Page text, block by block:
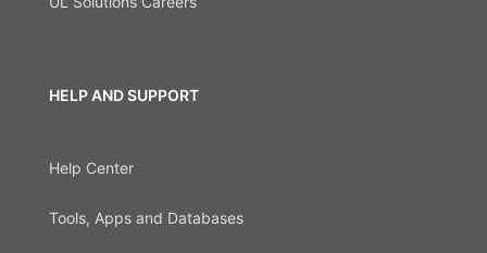
HELP AND SUPPORT
Help Center
Tools, Apps and Databases